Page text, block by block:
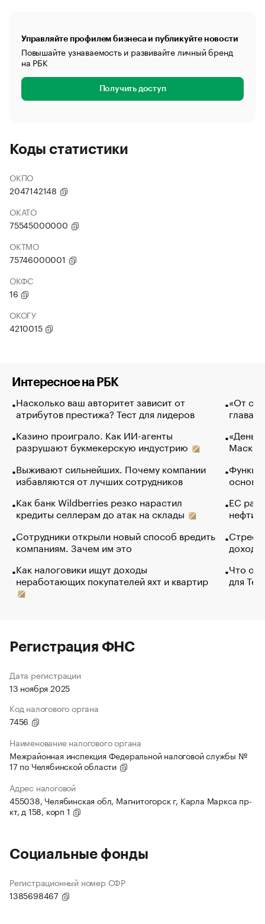
Управляйте профилем бизнеса и публикуйте новости
Повышайте узнаваемость и развивайте личный бренд
на РБК
Получить доступ
Коды статистики
ОКПО
2047142148
ОКАТО
75545000000
ОКТМО
75746000001
ОКФС
16
ОКОГУ
4210015
Интересное на РБК
Насколько ваш авторитет зависит от
атрибутов престижа? Тест для лидеров
Казино проиграло. Как ИИ-агенты
разрушают букмекерскую индустрию
Выживают сильнейших. Почему компании
избавляются от лучших сотрудников
Как банк Wildberries резко нарастил
кредиты селлерам до атак на склады
Сотрудники открыли новый способ вредить
компаниям. Зачем им это
Как налоговики ищут доходы
неработающих покупателей яхт и квартир
«От
глава
Маск в
основ
ЕС
нефти
Что
для
Регистрация ФНС
Дата регистрации
13 ноября 2025
Код налогового органа
7456
Наименование налогового органа
Межрайонная инспекция Федеральной налоговой службы №
17 по Челябинской области
Адрес налоговой
455038, Челябинская обл, Магнитогорск г, Карла Маркса пр-
кт, д 158, корп 1
Социальные фонды
Регистрационный номер СФР
1385698467